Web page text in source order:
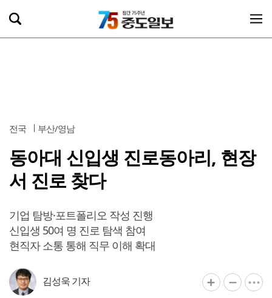
전국 부산/영남
동아대 신입생 진로동아리, 현장
서 진로 찾다
기업 탐방·포트폴리오 작성 진행
신입생 50여 명 진로 탐색 참여
현직자 소통 통해 직무 이해 확대
김성욱 기자